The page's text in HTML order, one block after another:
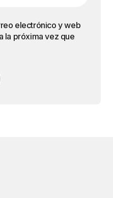
electrónico y web
la próxima vez que